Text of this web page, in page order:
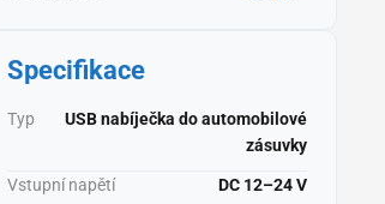
Specifikace
Typ
USB nabíječka do automobilové
zásuvky
Vstupní napětí DC 12–24 V